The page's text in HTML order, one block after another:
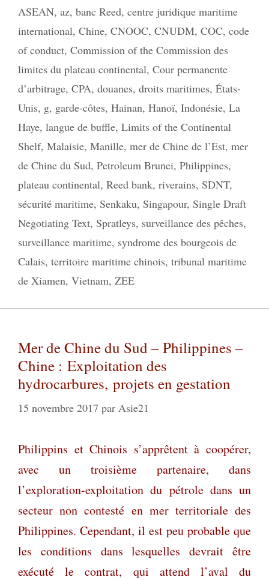
ASEAN, az, banc Reed, centre juridique maritime
international, Chine, CNOOC, CNUDM, COC, code
of conduct, Commission of the Commission des
limites du plateau continental, Cour permanente
d’arbitrage, CPA, douanes, droits maritimes, États-
Unis, g, garde-côtes, Hainan, Hanoï, Indonésie, La
Haye, langue de buffle, Limits of the Continental
Shelf, Malaisie, Manille, mer de Chine de l’Est, mer
de Chine du Sud, Petroleum Brunei, Philippines,
plateau continental, Reed bank, riverains, SDNT,
sécurité maritime, Senkaku, Singapour, Single Draft
Negotiating Text, Spratleys, surveillance des pêches,
surveillance maritime, syndrome des bourgeois de
Calais, territoire maritime chinois, tribunal maritime
de Xiamen, Vietnam, ZEE
Mer de Chine du Sud – Philippines –
Chine : Exploitation des
hydrocarbures, projets en gestation
15 novembre 2017 par Asie21
Philippins et Chinois s’apprêtent à coopérer,
avec un troisième partenaire, dans
l’exploration-exploitation du pétrole dans un
secteur non contesté en mer territoriale des
Philippines. Cependant, il est peu probable que
les conditions dans lesquelles devrait être
exécuté le contrat, qui attend l’aval du